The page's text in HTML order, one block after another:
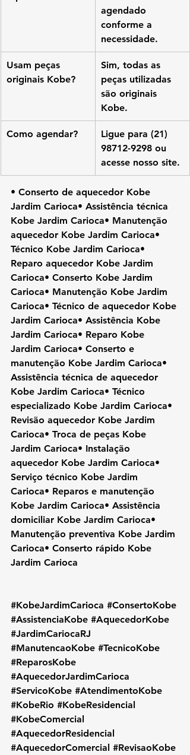
agendado
conforme a
necessidade.
Usam peças
originais Kobe?
Sim, todas as
peças utilizadas
são originais
Kobe.
Como agendar?
Ligue para (21)
98712-9298 ou
acesse nosso site.
• Conserto de aquecedor Kobe
Jardim Carioca• Assistência técnica
Kobe Jardim Carioca• Manutenção
aquecedor Kobe Jardim Carioca•
Técnico Kobe Jardim Carioca•
Reparo aquecedor Kobe Jardim
Carioca• Conserto Kobe Jardim
Carioca• Manutenção Kobe Jardim
Carioca• Técnico de aquecedor Kobe
Jardim Carioca• Assistência Kobe
Jardim Carioca• Reparo Kobe
Jardim Carioca• Conserto e
manutenção Kobe Jardim Carioca•
Assistência técnica de aquecedor
Kobe Jardim Carioca• Técnico
especializado Kobe Jardim Carioca•
Revisão aquecedor Kobe Jardim
Carioca• Troca de peças Kobe
Jardim Carioca• Instalação
aquecedor Kobe Jardim Carioca•
Serviço técnico Kobe Jardim
Carioca• Reparos e manutenção
Kobe Jardim Carioca• Assistência
domiciliar Kobe Jardim Carioca•
Manutenção preventiva Kobe Jardim
Carioca• Conserto rápido Kobe
Jardim Carioca
#KobeJardimCarioca #ConsertoKobe
#AssistenciaKobe #AquecedorKobe
#JardimCariocaRJ
#ManutencaoKobe #TecnicoKobe
#ReparosKobe
#AquecedorJardimCarioca
#ServicoKobe #AtendimentoKobe
#KobeRio #KobeResidencial
#KobeComercial
#AquecedorResidencial
#AquecedorComercial #RevisaoKobe